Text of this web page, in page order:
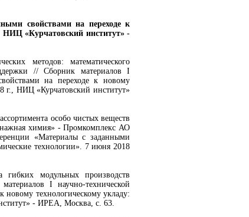
свойствами на переходе к
НИЦ «Курчатовский институт» -
методов: математического
// Сборник материалов I
на переходе к новому
г., НИЦ «Курчатовский институт»
особо чистых веществ
химия» - Промкомплекс АО
«Материалы с заданными
технологии». 7 июня 2018
модульных производств
I научно-технической
технологическому укладу:
- ИРЕА, Москва, с. 63.